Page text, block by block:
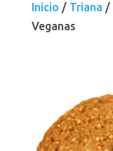
Inicio / Triana /
Veganas